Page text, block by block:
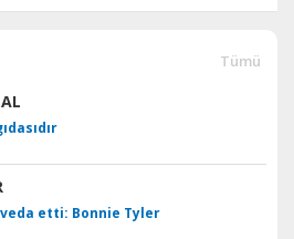
Tümü
etti: Bonnie Tyler